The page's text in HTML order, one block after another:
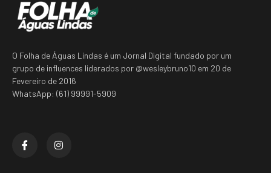
O Folha de Águas Lindas é um Jornal Digital fundado por um
grupo de influences liderados por @wesleybruno10 em 20 de
Fevereiro de 2016
WhatsApp: (61) 99991-5909